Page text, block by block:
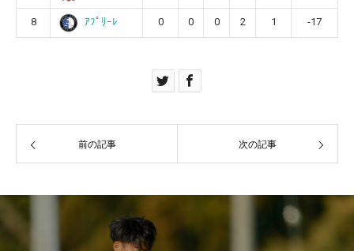
8 ｱﾌﾟﾘｰﾚ 0 0 0 2 1 -17
前の記事 次の記事